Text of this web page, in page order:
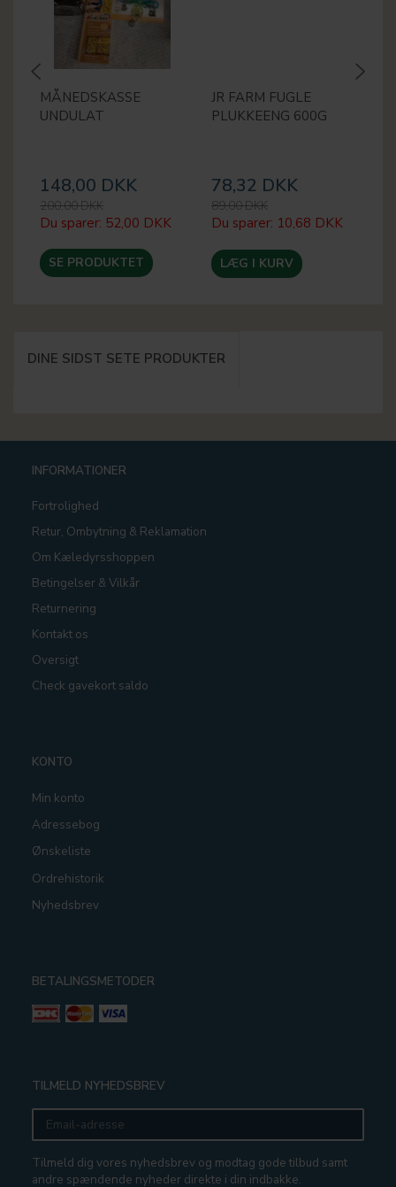
MÅNEDSKASSE
UNDULAT
148,00 DKK
200,00 DKK
Du sparer: 52,00 DKK
SE PRODUKTET
JR FARM FUGLE
PLUKKEENG 600G
78,32 DKK
89,00 DKK
Du sparer: 10,68 DKK
LÆG I KURV
DINE SIDST SETE PRODUKTER
INFORMATIONER
Fortrolighed
Retur, Ombytning & Reklamation
Om Kæledyrsshoppen
Betingelser & Vilkår
Returnering
Kontakt os
Oversigt
Check gavekort saldo
KONTO
Min konto
Adressebog
Ønskeliste
Ordrehistorik
Nyhedsbrev
BETALINGSMETODER
TILMELD NYHEDSBREV
Email-
adresse
Tilmeld dig vores nyhedsbrev og modtag gode tilbud samt
andre spændende nyheder direkte i din indbakke.